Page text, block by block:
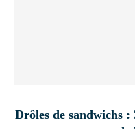
Drôles de sandwichs